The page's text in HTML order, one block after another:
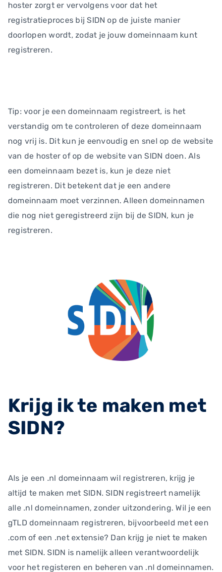
hoster zorgt er vervolgens voor dat het
registratieproces bij SIDN op de juiste manier
doorlopen wordt, zodat je jouw domeinnaam kunt
registreren.
Tip: voor je een domeinnaam registreert, is het
verstandig om te controleren of deze domeinnaam
nog vrij is. Dit kun je eenvoudig en snel op de website
van de hoster of op de website van SIDN doen. Als
een domeinnaam bezet is, kun je deze niet
registreren. Dit betekent dat je een andere
domeinnaam moet verzinnen. Alleen domeinnamen
die nog niet geregistreerd zijn bij de SIDN, kun je
registreren.
Krijg ik te maken met
SIDN?
Als je een .nl domeinnaam wil registreren, krijg je
altijd te maken met SIDN. SIDN registreert namelijk
alle .nl domeinnamen, zonder uitzondering. Wil je een
gTLD domeinnaam registreren, bijvoorbeeld met een
.com of een .net extensie? Dan krijg je niet te maken
met SIDN. SIDN is namelijk alleen verantwoordelijk
voor het registeren en beheren van .nl domeinnamen.